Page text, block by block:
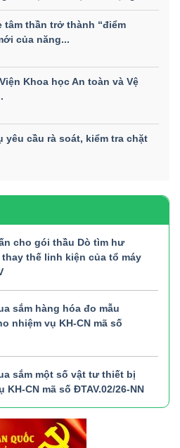
tâm thần trở thành “điểm
của năng...
Khoa học An toàn và Vệ
yêu cầu rà soát, kiểm tra chặt
cho gói thầu Dò tìm hư
thế linh kiện của tổ máy
sắm hàng hóa đo mẫu
nhiệm vụ KH-CN mã số
sắm một số vật tư thiết bị
CN mã số ĐTAV.02/26-NN